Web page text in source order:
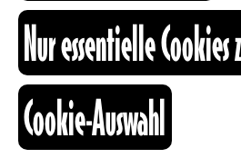
fb
+41 26 322
Battle 1vs1
Ab 21:00 Uhr geht die
Party im Café mit DJ
Plattentellern bis
Line Up:
Nur essentielle Cookies
Cookie-Auswahl